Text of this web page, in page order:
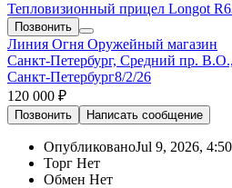
Тепловизионный прицел Longot
Позвонить
Линия Огня Оружейный магазин
Санкт-Петербург, Средний пр.
Санкт-Петербург8/2/26
120 000 ₽
Позвонить Написать сообщение
ОпубликованоJul 9, 2026,
Торг Нет
Обмен Нет